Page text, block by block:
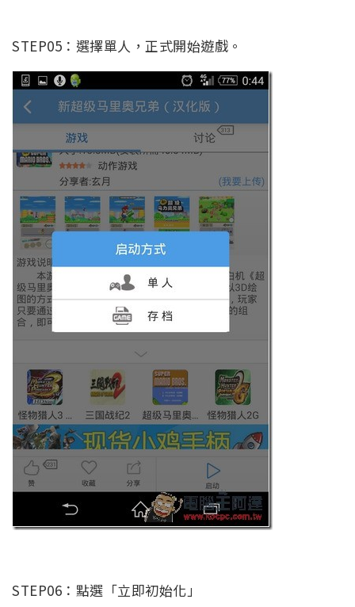
STEP05：選擇單人，正式開始遊戲。
STEP06：點選「立即初始化」